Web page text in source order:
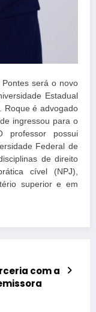
será o novo
Estadual
Roque é advogado
ingressou para o
possui
Federal de
de direito
cível (NPJ),
superior e em
com a